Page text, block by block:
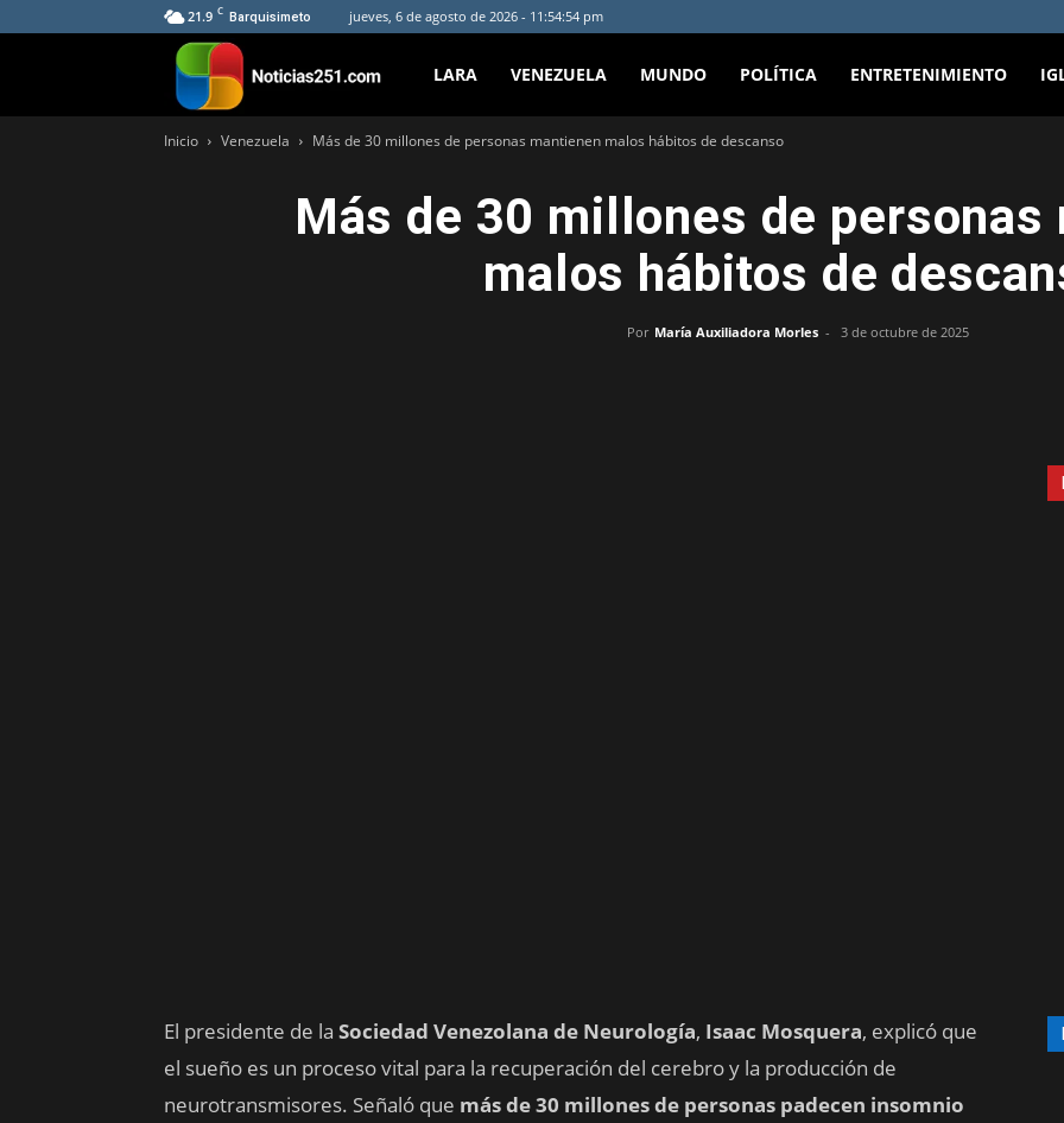
21.9 C Barquisimeto jueves, 6 de agosto de 2026 - 11:54:54 pm
Noticias251
LARA VENEZUELA MUNDO POLÍTICA ENTRETENIMIENTO
Inicio Venezuela Más de 30 millones de personas mantienen malos hábitos de descanso
Más de 30 millones de personas
malos hábitos de
Por María Auxiliadora Morles - 3 de octubre de 2025
El presidente de la Sociedad Venezolana de Neurología, Isaac Mosquera, explicó que
el sueño es un proceso vital para la recuperación del cerebro y la producción de
neurotransmisores. Señaló que más de 30 millones de personas padecen insomnio